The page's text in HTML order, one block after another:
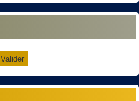
Valider